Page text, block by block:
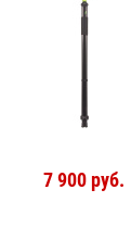
7 900 руб.